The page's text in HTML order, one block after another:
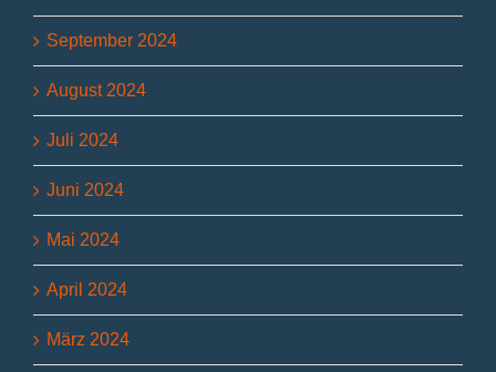
September 2024
August 2024
Juli 2024
Juni 2024
Mai 2024
April 2024
März 2024